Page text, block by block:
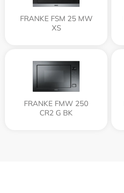
FRANKE FSM 25 MW
XS
FRANKE FMW 250
CR2 G BK